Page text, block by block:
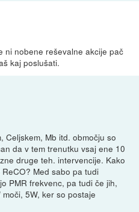
ni nobene reševalne akcije pač
kaj poslušati.
Celjskem, Mb itd. območju so
da v tem trenutku vsaj ene 10
druge teh. intervencije. Kako
Med sabo pa tudi
PMR frekvenc, pa tudi če jih,
5W, ker so postaje